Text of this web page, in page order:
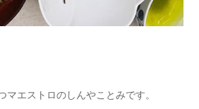
マエストロのしんやことみです。